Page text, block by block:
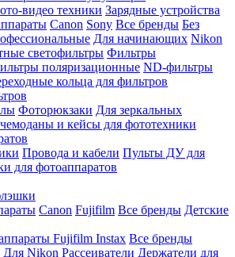
видео техники Зарядные устройства
Canon Sony Все бренды Без
Для начинающих Nikon
светофильтры Фильтры
поляризационные ND-фильтры
кольца для фильтров
Фоторюкзаки Для зеркальных
и кейсы для фототехники
Провода и кабели Пульты ДУ для
для фотоаппаратов
Canon Fujifilm Все бренды Детские
Fujifilm Instax Все бренды
Для Nikon Рассеиватели Держатели для